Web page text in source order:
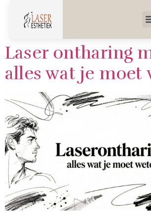
Laser ontharing
alles wat je moet